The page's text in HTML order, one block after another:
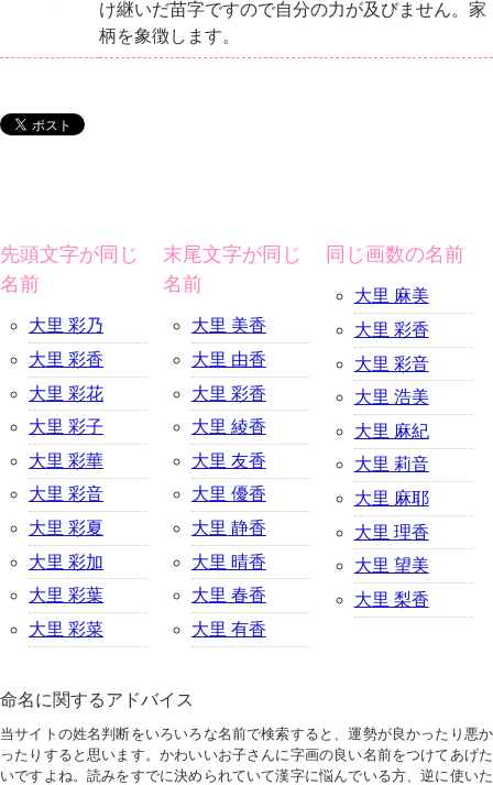
け継いだ苗字ですので自分の力が及びません。家
柄を象徴します。
先頭文字が同じ
名前
大里 彩乃
大里 彩香
大里 彩花
大里 彩子
大里 彩華
大里 彩音
大里 彩夏
大里 彩加
大里 彩葉
大里 彩菜
末尾文字が同じ
名前
大里 美香
大里 由香
大里 彩香
大里 綾香
大里 友香
大里 優香
大里 静香
大里 晴香
大里 春香
大里 有香
同じ画数の名前
大里 麻美
大里 彩香
大里 彩音
大里 浩美
大里 麻紀
大里 莉音
大里 麻耶
大里 理香
大里 望美
大里 梨香
命名に関するアドバイス
当サイトの姓名判断をいろいろな名前で検索すると、運勢が良かったり悪か
ったりすると思います。かわいいお子さんに字画の良い名前をつけてあげた
いですよね。読みをすでに決められていて漢字に悩んでいる方、逆に使いた